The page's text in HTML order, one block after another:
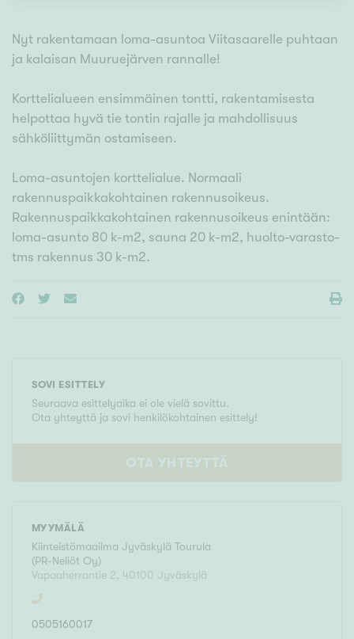
Nyt rakentamaan loma-asuntoa Viitasaarelle puhtaan
ja kalaisan Muuruejärven rannalle!
Korttelialueen ensimmäinen tontti, rakentamisesta
helpottaa hyvä tie tontin rajalle ja mahdollisuus
sähköliittymän ostamiseen.
Loma-asuntojen korttelialue. Normaali
rakennuspaikkakohtainen rakennusoikeus.
Rakennuspaikkakohtainen rakennusoikeus enintään:
loma-asunto 80 k-m2, sauna 20 k-m2, huolto-varasto-
tms rakennus 30 k-m2.
SOVI ESITTELY
Seuraava esittelyaika ei ole vielä sovittu.
Ota yhteyttä ja sovi henkilökohtainen esittely!
OTA YHTEYTTÄ
MYYMÄLÄ
Kiinteistömaailma Jyväskylä Tourula
(PR-Neliöt Oy)
Vapaaherrantie 2, 40100 Jyväskylä
0505160017